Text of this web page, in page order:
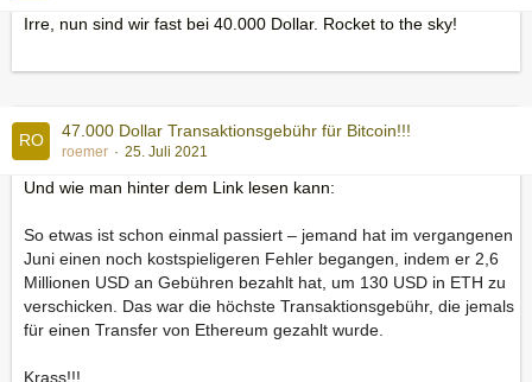
Irre, nun sind wir fast bei 40.000 Dollar. Rocket to the sky!
47.000 Dollar Transaktionsgebühr für Bitcoin!!!
roemer 25. Juli 2021
Und wie man hinter dem Link lesen kann:
So etwas ist schon einmal passiert – jemand hat im vergangenen
Juni einen noch kostspieligeren Fehler begangen, indem er 2,6
Millionen USD an Gebühren bezahlt hat, um 130 USD in ETH zu
verschicken. Das war die höchste Transaktionsgebühr, die jemals
für einen Transfer von Ethereum gezahlt wurde.
Krass!!!